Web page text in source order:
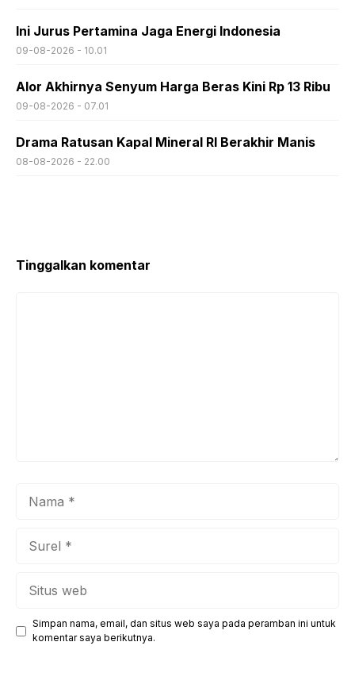
Ini Jurus Pertamina Jaga Energi Indonesia
09-08-2026 - 10.01
Alor Akhirnya Senyum Harga Beras Kini Rp 13 Ribu
09-08-2026 - 07.01
Drama Ratusan Kapal Mineral RI Berakhir Manis
08-08-2026 - 22.00
Tinggalkan komentar
Simpan nama, email, dan situs web saya pada peramban ini untuk
komentar saya berikutnya.